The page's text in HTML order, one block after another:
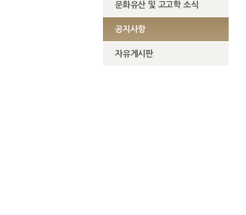
문화유산 및 고고학 소식
공지사항
자유게시판